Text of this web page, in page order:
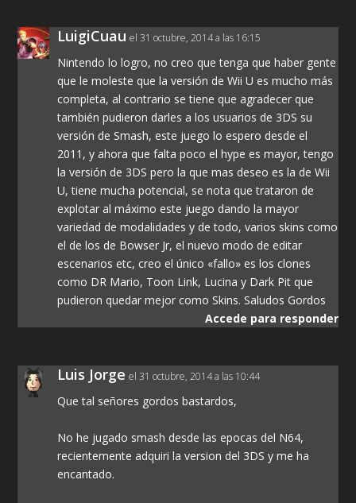
LuigiCuau el 31 octubre, 2014 a las 16:15
Nintendo lo logro, no creo que tenga que haber gente
que le moleste que la versión de Wii U es mucho más
completa, al contrario se tiene que agradecer que
también pudieron darles a los usuarios de 3DS su
versión de Smash, este juego lo espero desde el
2011, y ahora que falta poco el hype es mayor, tengo
la versión de 3DS pero la que mas deseo es la de Wii
U, tiene mucha potencial, se nota que trataron de
explotar al máximo este juego dando la mayor
variedad de modalidades y de todo, varios skins como
el de los de Bowser Jr, el nuevo modo de editar
escenarios etc, creo el único «fallo» es los clones
como DR Mario, Toon Link, Lucina y Dark Pit que
pudieron quedar mejor como Skins. Saludos Gordos
Accede para responder
Luis Jorge el 31 octubre, 2014 a las 10:44
Que tal señores gordos bastardos,
No he jugado smash desde las epocas del N64,
recientemente adquiri la version del 3DS y me ha
encantado.